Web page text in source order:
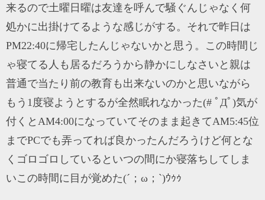
来るので土曜日曜は友達を呼んで騒ぐんじゃなく何
処かに出掛けてるような感じがする。それで昨日は
PM22:40に帰宅したんじゃないかと思う。この時間じ
ゃ寝てる人も居るだろうから静かにしなさいと親は
普通で当たり前の教育も出来ないのかと思いながら
もう1度寝ようとするが全然眠れなかった(# ﾟДﾟ)気が
付くとAM4:00になっていてそのまま起きてAM5:45位
までPCでも弄ってれば良かったんだろうけど何とな
くゴロゴロしているといつの間にか寝落ちしてしま
いこの時間に目が覚めた(´；ω；`)ｳｩｩ